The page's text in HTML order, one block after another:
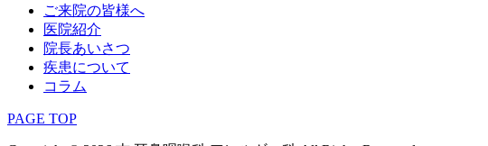
ご来院の皆様へ
医院紹介
院長あいさつ
疾患について
コラム
PAGE TOP